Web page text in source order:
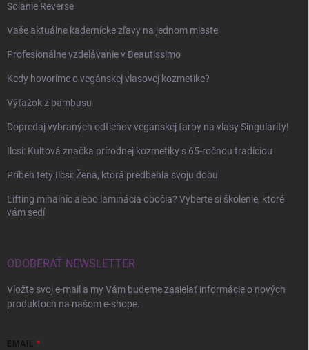
Solanie Reverse
Vaše aktuálne kadernícke zľavy na jednom mieste
Profesionálne vzdelávanie v Beautissimo
Kedy hovoríme o vegánskej vlasovej kozmetike?
Výťažok z bambusu
Dopredaj vybraných odtieňov vegánskej farby na vlasy Singularity!
Ilcsi: Kultová značka prírodnej kozmetiky s 65-ročnou tradíciou
Príbeh tety Ilcsi: Žena, ktorá predbehla svoju dobu
Lifting mihalníc alebo laminácia obočia? Vyberte si školenie, ktoré
vám sedí
ODOBERAŤ NEWSLETTER
Vložte svoj e-mail a my Vám budeme zasielať informácie o nových
produktoch na našom e-shope.
EMAIL